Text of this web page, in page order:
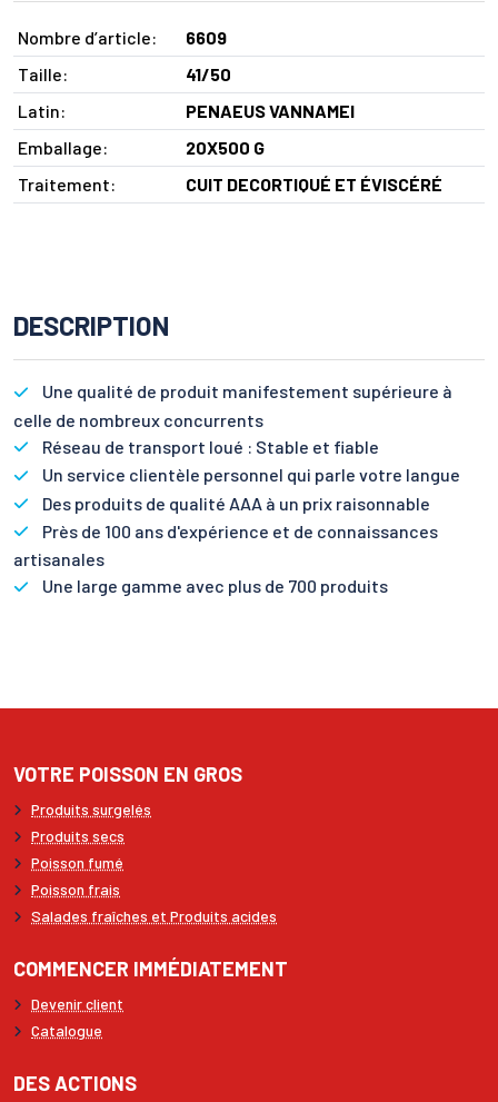
Nombre d’article:
6609
Taille:
41/50
Latin:
PENAEUS VANNAMEI
Emballage:
20X500 G
Traitement:
CUIT DECORTIQUÉ ET ÉVISCÉRÉ
DESCRIPTION
Une qualité de produit manifestement supérieure à
celle de nombreux concurrents
Réseau de transport loué : Stable et fiable
Un service clientèle personnel qui parle votre langue
Des produits de qualité AAA à un prix raisonnable
Près de 100 ans d'expérience et de connaissances
artisanales
Une large gamme avec plus de 700 produits
VOTRE POISSON EN GROS
Produits surgelés
Produits secs
Poisson fumé
Poisson frais
Salades fraîches et Produits acides
COMMENCER IMMÉDIATEMENT
Devenir client
Catalogue
DES ACTIONS